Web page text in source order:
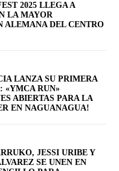
2025 LLEGA A
LA MAYOR
ALEMANA DEL CENTRO
LANZA SU PRIMERA
«YMCA RUN»
ABIERTAS PARA LA
EN NAGUANAGUA!
JESSI URIBE Y
SE UNEN EN